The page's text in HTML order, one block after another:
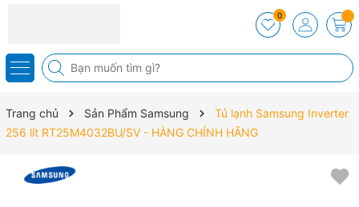
0
Trang chủ Sản Phẩm Samsung
Tủ lạnh Samsung Inverter
256 lít RT25M4032BU/SV - HÀNG CHÍNH HÃNG